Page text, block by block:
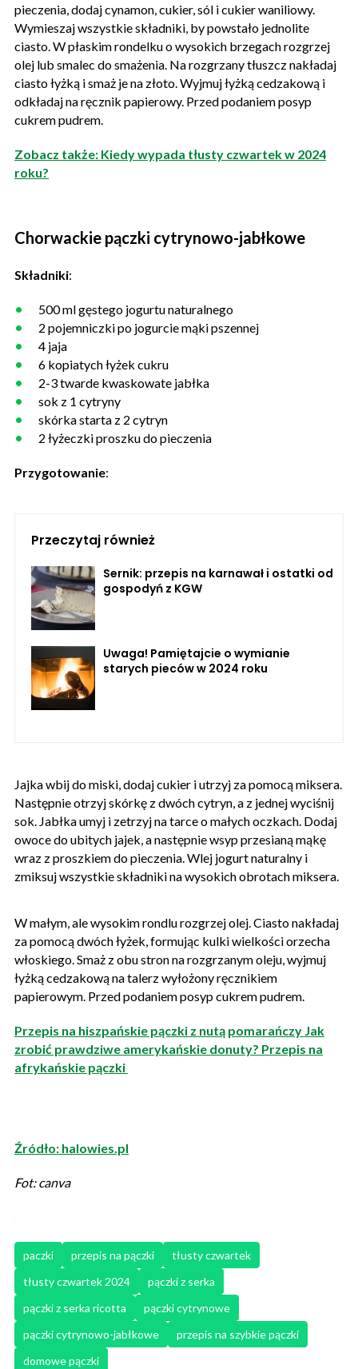
pieczenia, dodaj cynamon, cukier, sól i cukier waniliowy.
Wymieszaj wszystkie składniki, by powstało jednolite
ciasto. W płaskim rondelku o wysokich brzegach rozgrzej
olej lub smalec do smażenia. Na rozgrzany tłuszcz nakładaj
ciasto łyżką i smaż je na złoto. Wyjmuj łyżką cedzakową i
odkładaj na ręcznik papierowy. Przed podaniem posyp
cukrem pudrem.
Zobacz także: Kiedy wypada tłusty czwartek w 2024
roku?
Chorwackie pączki cytrynowo-jabłkowe
Składniki:
500 ml gęstego jogurtu naturalnego
2 pojemniczki po jogurcie mąki pszennej
4 jaja
6 kopiatych łyżek cukru
2-3 twarde kwaskowate jabłka
sok z 1 cytryny
skórka starta z 2 cytryn
2 łyżeczki proszku do pieczenia
Przygotowanie:
Przeczytaj również
Sernik: przepis na karnawał i ostatki od
gospodyń z KGW
Uwaga! Pamiętajcie o wymianie
starych pieców w 2024 roku
Jajka wbij do miski, dodaj cukier i utrzyj za pomocą miksera.
Następnie otrzyj skórkę z dwóch cytryn, a z jednej wyciśnij
sok. Jabłka umyj i zetrzyj na tarce o małych oczkach. Dodaj
owoce do ubitych jajek, a następnie wsyp przesianą mąkę
wraz z proszkiem do pieczenia. Wlej jogurt naturalny i
zmiksuj wszystkie składniki na wysokich obrotach miksera.
W małym, ale wysokim rondlu rozgrzej olej. Ciasto nakładaj
za pomocą dwóch łyżek, formując kulki wielkości orzecha
włoskiego. Smaż z obu stron na rozgrzanym oleju, wyjmuj
łyżką cedzakową na talerz wyłożony ręcznikiem
papierowym. Przed podaniem posyp cukrem pudrem.
Przepis na hiszpańskie pączki z nutą pomarańczy Jak
zrobić prawdziwe amerykańskie donuty? Przepis na
afrykańskie pączki
Źródło: halowies.pl
Fot: canva
paczki przepis na pączki
tłusty czwartek
tłusty czwartek 2024
pączki z serka
pączki z serka ricotta
pączki cytrynowe
pączki cytrynowo-jabłkowe
przepis na szybkie pączki
domowe pączki